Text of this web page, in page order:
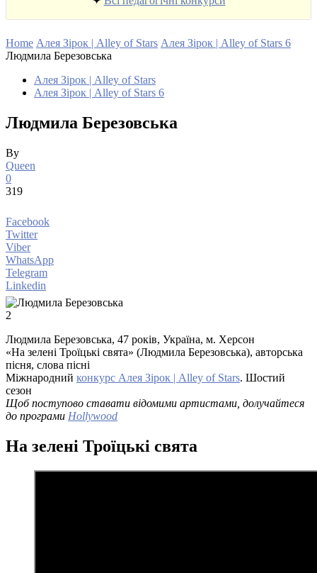
Home Алея Зірок | Alley of Stars Алея Зірок | Alley of Stars 6
Людмила Березовська
Алея Зірок | Alley of Stars
Алея Зірок | Alley of Stars 6
Людмила Березовська
By
Queen
0
319
Facebook
Twitter
Viber
WhatsApp
Telegram
Linkedin
2
Людмила Березовська, 47 років, Україна, м. Херсон
«На зелені Троїцькі свята» (Людмила Березовська), авторська
пісня, слова пісні
Міжнародний конкурс Алея Зірок | Alley of Stars. Шостий
сезон
Щоб поступово ставати відомими артистами, долучайтеся
до програми Hollywood
На зелені Троїцькі свята